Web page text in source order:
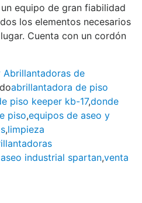
equipo de gran fiabilidad
los elementos necesarios
Cuenta con un cordón
Abrillantadoras de
abrillantadora de piso
piso keeper kb-17,donde
piso,equipos de aseo y
,limpieza
industrial spartan,venta